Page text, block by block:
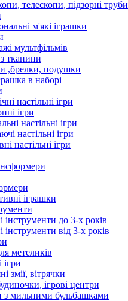
телескопи, підзорні труби
м'які іграшки
мультфільмів
тканини
,брелки, подушки
в наборі
настільні ігри
ігри
настільні ігри
настільні ігри
настільні ігри
іграшки
інструменти до 3-х років
інструменти від 3-х років
метеликів
ігри
змії, вітрячки
ігрові центри
з мильними бульбашками